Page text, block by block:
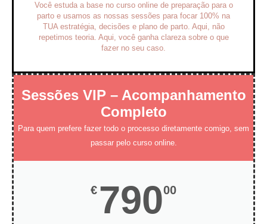
Você estuda a base no curso online de preparação para o
parto e usamos as nossas sessões para focar 100% na
TUA estratégia, decisões e plano de parto. Aqui, não
repetimos teoria. Aqui, você ganha clareza sobre o que
fazer no seu caso.
Sessões VIP – Acompanhamento
Completo
Para quem prefere fazer todo o processo diretamente comigo, sem
passar pelo curso online.
€ 79000